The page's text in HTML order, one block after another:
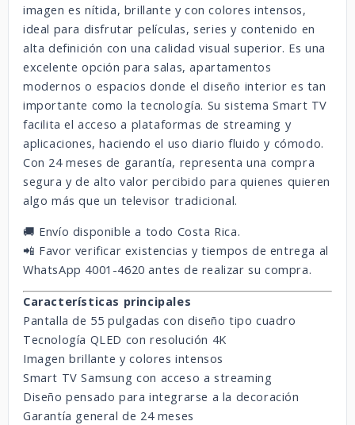
imagen es nítida, brillante y con colores intensos,
ideal para disfrutar películas, series y contenido en
alta definición con una calidad visual superior. Es una
excelente opción para salas, apartamentos
modernos o espacios donde el diseño interior es tan
importante como la tecnología. Su sistema Smart TV
facilita el acceso a plataformas de streaming y
aplicaciones, haciendo el uso diario fluido y cómodo.
Con 24 meses de garantía, representa una compra
segura y de alto valor percibido para quienes quieren
algo más que un televisor tradicional.
🚚 Envío disponible a todo Costa Rica.
📲 Favor verificar existencias y tiempos de entrega al
WhatsApp 4001-4620 antes de realizar su compra.
Características principales
Pantalla de 55 pulgadas con diseño tipo cuadro
Tecnología QLED con resolución 4K
Imagen brillante y colores intensos
Smart TV Samsung con acceso a streaming
Diseño pensado para integrarse a la decoración
Garantía general de 24 meses